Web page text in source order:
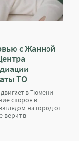
с Жанной
ТО
в Тюмени
споров в
на город от
верит в